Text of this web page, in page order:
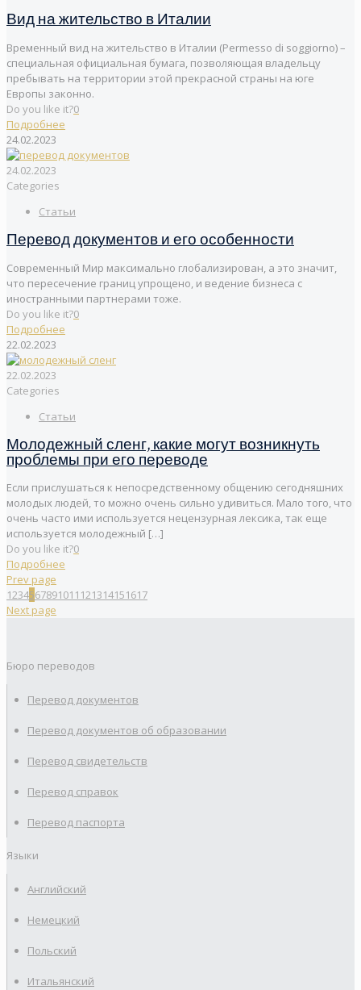
Вид на жительство в Италии
Временный вид на жительство в Италии (Permesso di soggiorno) –
специальная официальная бумага, позволяющая владельцу
пребывать на территории этой прекрасной страны на юге
Европы законно.
Do you like it?0
Подробнее
24.02.2023
24.02.2023
Categories
Статьи
Перевод документов и его особенности
Современный Мир максимально глобализирован, а это значит,
что пересечение границ упрощено, и ведение бизнеса с
иностранными партнерами тоже.
Do you like it?0
Подробнее
22.02.2023
22.02.2023
Categories
Статьи
Молодежный сленг, какие могут возникнуть
проблемы при его переводе
Если прислушаться к непосредственному общению сегодняшних
молодых людей, то можно очень сильно удивиться. Мало того, что
очень часто ими используется нецензурная лексика, так еще
используется молодежный […]
Do you like it?0
Подробнее
Prev page
1234567891011 121314151617
Next page
Бюро переводов
Перевод документов
Перевод документов об образовании
Перевод свидетельств
Перевод справок
Перевод паспорта
Языки
Английский
Немецкий
Польский
Итальянский